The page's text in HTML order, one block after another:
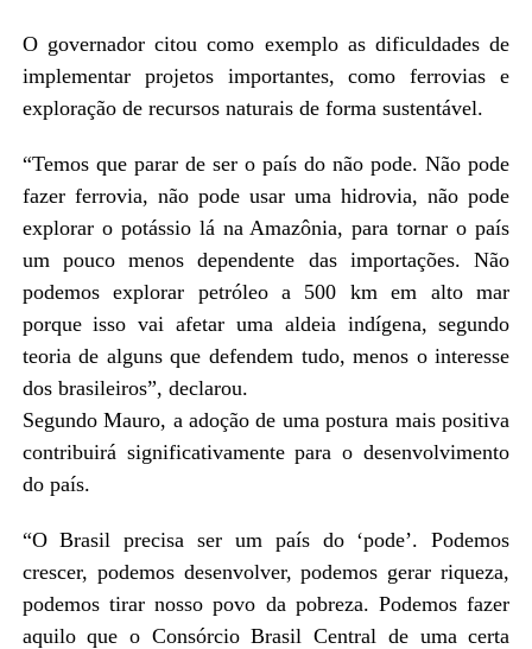
O governador citou como exemplo as dificuldades de
implementar projetos importantes, como ferrovias e
exploração de recursos naturais de forma sustentável.
“Temos que parar de ser o país do não pode. Não pode
fazer ferrovia, não pode usar uma hidrovia, não pode
explorar o potássio lá na Amazônia, para tornar o país
um pouco menos dependente das importações. Não
podemos explorar petróleo a 500 km em alto mar
porque isso vai afetar uma aldeia indígena, segundo
teoria de alguns que defendem tudo, menos o interesse
dos brasileiros”, declarou.
Segundo Mauro, a adoção de uma postura mais positiva
contribuirá significativamente para o desenvolvimento
do país.
“O Brasil precisa ser um país do ‘pode’. Podemos
crescer, podemos desenvolver, podemos gerar riqueza,
podemos tirar nosso povo da pobreza. Podemos fazer
aquilo que o Consórcio Brasil Central de uma certa